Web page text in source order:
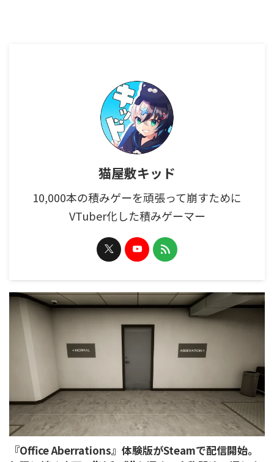
猫屋敷キッド
10,000本の積みゲーを頑張って崩すために
VTuber化した積みゲーマー
『Office Aberrations』体験版がSteamで配信開始。